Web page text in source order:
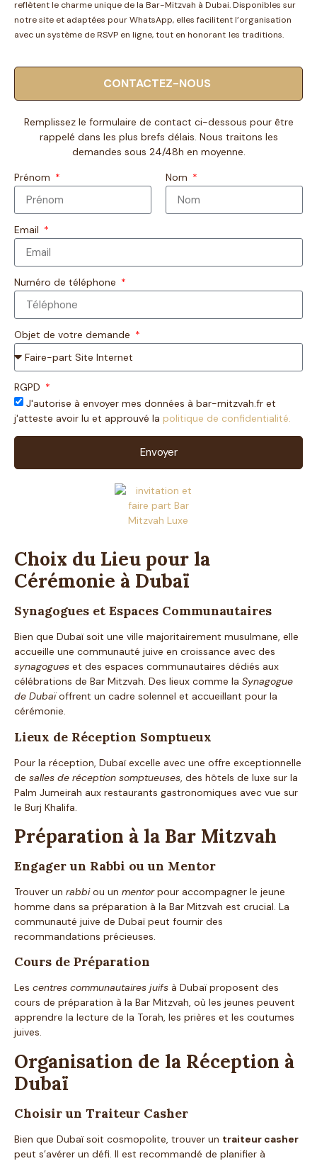
reflètent le charme unique de la Bar-Mitzvah à Dubai.Disponibles sur
notre site et adaptées pour WhatsApp, elles facilitent l’organisation
avec un système de RSVP en ligne, tout en honorant les traditions.
CONTACTEZ-NOUS
Remplissez le formulaire de contact ci-dessous pour être
rappelé dans les plus brefs délais. Nous traitons les
demandes sous 24/48h en moyenne.
Prénom Nom
Email
Numéro de téléphone
Objet de votre demande
RGPD
J'autorise à envoyer mes données à bar-mitzvah.fr et
j'atteste avoir lu et approuvé la politique de confidentialité.
Envoyer
Choix du Lieu pour la
Cérémonie à Dubaï
Synagogues et Espaces Communautaires
Bien que Dubaï soit une ville majoritairement musulmane, elle
accueille une communauté juive en croissance avec des
synagogues et des espaces communautaires dédiés aux
célébrations de Bar Mitzvah. Des lieux comme la Synagogue
de Dubaïoffrent un cadre solennel et accueillant pour la
cérémonie.
Lieux de Réception Somptueux
Pour la réception, Dubaï excelle avec une offre exceptionnelle
de salles de réception somptueuses , des hôtels de luxe sur la
Palm Jumeirah aux restaurants gastronomiques avec vue sur
le Burj Khalifa.
Préparation à la Bar Mitzvah
Engager un Rabbi ou un Mentor
Trouver un rabbiou un mentorpour accompagner le jeune
homme dans sa préparation à la Bar Mitzvah est crucial. La
communauté juive de Dubaï peut fournir des
recommandations précieuses.
Cours de Préparation
Les centres communautaires juifs à Dubaï proposent des
cours de préparation à la Bar Mitzvah, où les jeunes peuvent
apprendre la lecture de la Torah, les prières et les coutumes
juives.
Organisation de la Réception à
Dubaï
Choisir un Traiteur Casher
Bien que Dubaï soit cosmopolite, trouver un traiteur casher
peut s’avérer un défi. Il est recommandé de planifier à